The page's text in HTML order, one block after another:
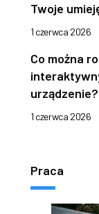
Twoje
1 czerwca 2026
Co można
urządzenie?
1 czerwca 2026
Praca